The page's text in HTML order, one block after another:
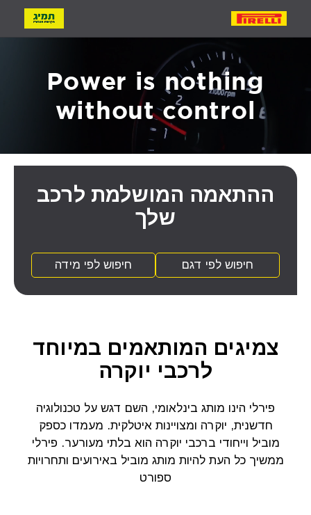
רכבים
צמיג
לפי דגם
לפי מידה
without control
ההתאמה המושלמת לרכב
שלך
חיפוש לפי דגם חיפוש לפי מידה
צמיגים המותאמים במיוחד
לרכבי יוקרה
פירלי הינו מותג בינלאומי, השם דגש על טכנולוגיה
חדשנית, יוקרה ומצויינות איטלקית. מעמדו כספק
מוביל וייחודי ברכבי יוקרה הוא בלתי מעורער. פירלי
ממשיך כל העת להיות מותג מוביל באירועים ותחרויות
ספורט